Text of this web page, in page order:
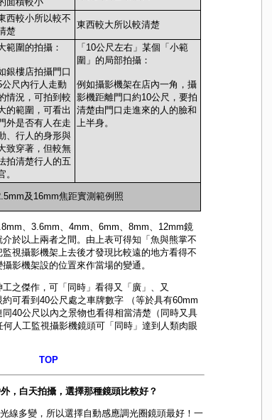
西較小所以較不
楚
東西較大所以較清楚
範圍的拍攝：
銀樓店拍攝門口
公尺內行人走動
情況，可拍到較
的範圍，可看出
外是否有人在走
、行人的身形與
致穿著，但較無
拍清楚行人的五
。
「10公尺左右」某個「小範
圍」的局部拍攝：
例如攝影機架在店內一角，攝
影機距離門口約10公尺，要拍
清楚由門口走進來的人的臉和
上半身。
及16mm焦距實測範例照
、3.6mm、4mm、6mm、8mm、12mm鏡
於以上兩者之間。由上表可得知「魚與熊掌不
視攝影機架上去後才發現比較遠的地方看得不
影機架設的位置來作當場的變通。
之傑作，可「同時」看得又「廣」、又
約可看到40公尺處之車牌數字 （等於具有60mm
40公尺以內之景物也看得相當清楚（同時又具
人工監視攝影機鏡頭可「同時」達到人類肉眼
TOP
，白天拍攝，選擇那種鏡頭比較好？
線多變，所以選擇自動感應調光圈鏡頭最好！ 一